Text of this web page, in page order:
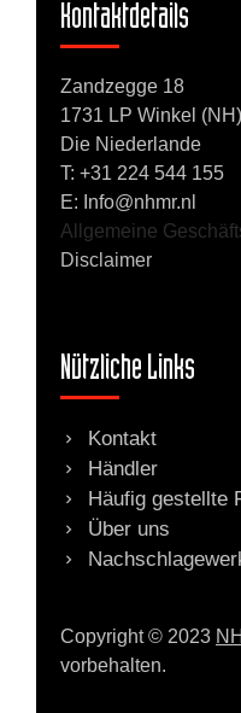
Kontaktdetails
Zandzegge 18
1731 LP Winkel (NH)
Die Niederlande
T: +31 224 544 155
E: Info@nhmr.nl
Allgemeine
Disclaimer
Nützliche Links
Kontakt
Händler
Häufig gestellte
Über uns
Copyright © 2023
vorbehalten.